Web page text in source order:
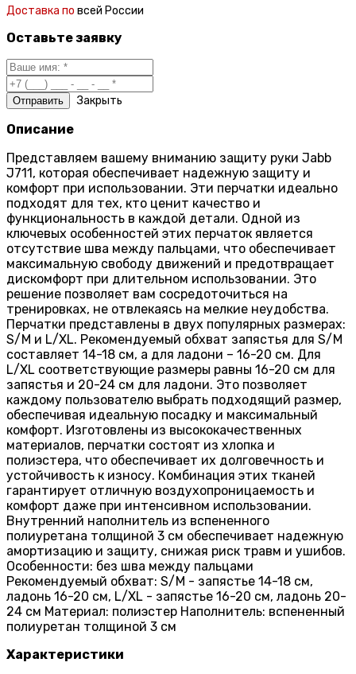
Доставка по всей России
Оставьте заявку
Закрыть
Описание
Представляем вашему вниманию защиту руки Jabb
J711, которая обеспечивает надежную защиту и
комфорт при использовании. Эти перчатки идеально
подходят для тех, кто ценит качество и
функциональность в каждой детали. Одной из
ключевых особенностей этих перчаток является
отсутствие шва между пальцами, что обеспечивает
максимальную свободу движений и предотвращает
дискомфорт при длительном использовании. Это
решение позволяет вам сосредоточиться на
тренировках, не отвлекаясь на мелкие неудобства.
Перчатки представлены в двух популярных размерах:
S/M и L/XL. Рекомендуемый обхват запястья для S/M
составляет 14-18 см, а для ладони – 16-20 см. Для
L/XL соответствующие размеры равны 16-20 см для
запястья и 20-24 см для ладони. Это позволяет
каждому пользователю выбрать подходящий размер,
обеспечивая идеальную посадку и максимальный
комфорт. Изготовлены из высококачественных
материалов, перчатки состоят из хлопка и
полиэстера, что обеспечивает их долговечность и
устойчивость к износу. Комбинация этих тканей
гарантирует отличную воздухопроницаемость и
комфорт даже при интенсивном использовании.
Внутренний наполнитель из вспененного
полиуретана толщиной 3 см обеспечивает надежную
амортизацию и защиту, снижая риск травм и ушибов.
Особенности: без шва между пальцами
Рекомендуемый обхват: S/M - запястье 14-18 см,
ладонь 16-20 см, L/XL - запястье 16-20 см, ладонь 20-
24 см Материал: полиэстер Наполнитель: вспененный
полиуретан толщиной 3 см
Характеристики